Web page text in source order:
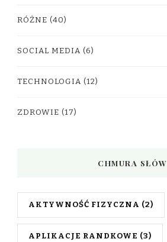
RÓŻNE (40)
SOCIAL MEDIA (6)
TECHNOLOGIA (12)
ZDROWIE (17)
CHMURA SŁÓW
AKTYWNOŚĆ FIZYCZNA (2)
APLIKACJE RANDKOWE (3)